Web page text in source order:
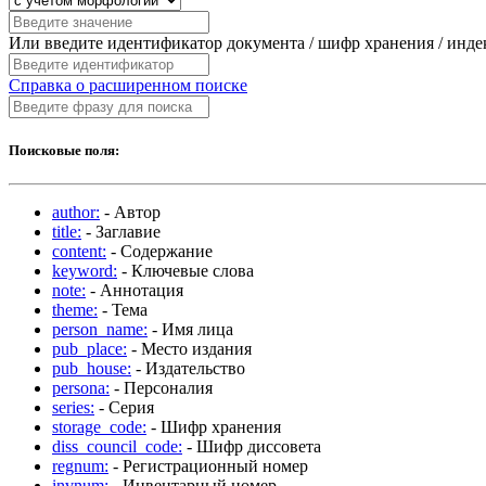
Или введите идентификатор документа / шифр хранения /
Справка о расширенном поиске
Поисковые поля:
author: - Автор
title: - Заглавие
content: - Содержание
keyword: - Ключевые слова
note: - Аннотация
theme: - Тема
person_name: - Имя лица
pub_place: - Место издания
pub_house: - Издательство
persona: - Персоналия
series: - Серия
storage_code: - Шифр хранения
diss_council_code: - Шифр диссовета
regnum: - Регистрационный номер